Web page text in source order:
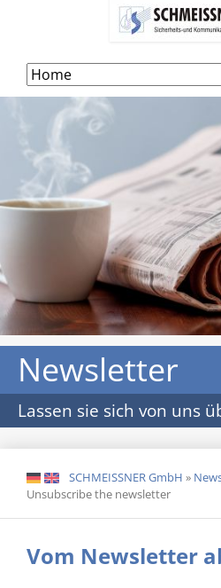
navigation
Newsletter
Lassen sie sich von uns
DE EN SCHMEISSNER GmbH »
Unsubscribe the newsletter
Vom Newsletter